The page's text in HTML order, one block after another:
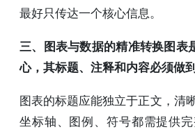
最好只传达一个核心信息。
三、图表与数据的精准转换图表
心，其标题、注释和内容必须做
图表的标题应能独立于正文，清
坐标轴、图例、符号都需提供